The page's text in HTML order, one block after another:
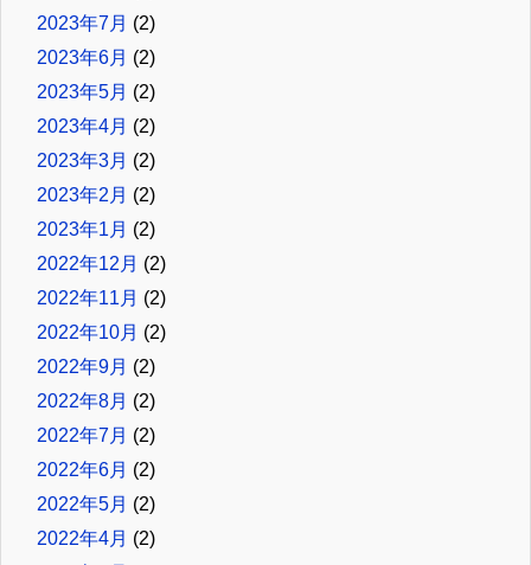
2023年7月 (2)
2023年6月 (2)
2023年5月 (2)
2023年4月 (2)
2023年3月 (2)
2023年2月 (2)
2023年1月 (2)
2022年12月 (2)
2022年11月 (2)
2022年10月 (2)
2022年9月 (2)
2022年8月 (2)
2022年7月 (2)
2022年6月 (2)
2022年5月 (2)
2022年4月 (2)